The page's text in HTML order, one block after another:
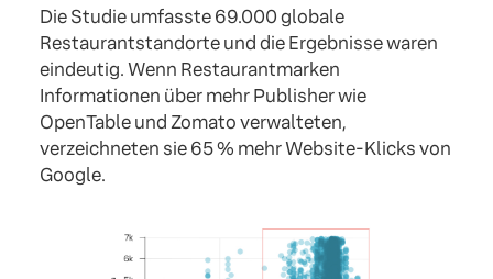
Die Studie umfasste 69.000 globale
Restaurantstandorte und die Ergebnisse waren
eindeutig. Wenn Restaurantmarken
Informationen über mehr Publisher wie
OpenTable und Zomato verwalteten,
verzeichneten sie 65 % mehr Website-Klicks von
Google.